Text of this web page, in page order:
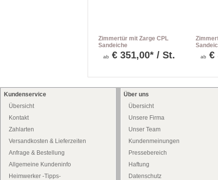
Zimmertür mit Zarge CPL
Sandeiche
Röhrenspanplatte
Rundkante
ab € 351,00* / St. ab €
Kundenservice
Übersicht
Kontakt
Zahlarten
Versandkosten & Lieferzeiten
Anfrage & Bestellung
Allgemeine Kundeninfo
Heimwerker -Tipps-
Über uns
Übersicht
Unsere Firma
Unser Team
Kundenmeinungen
Pressebereich
Haftung
Datenschutz